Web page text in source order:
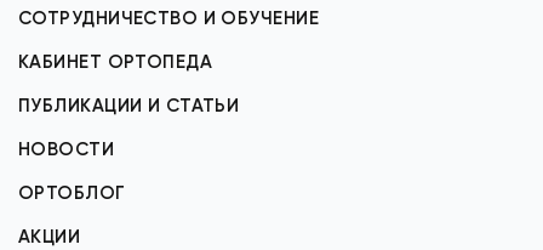
СОТРУДНИЧЕСТВО И ОБУЧЕНИЕ
КАБИНЕТ ОРТОПЕДА
ПУБЛИКАЦИИ И СТАТЬИ
НОВОСТИ
ОРТОБЛОГ
АКЦИИ